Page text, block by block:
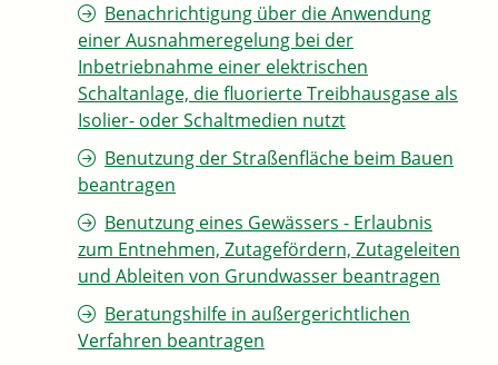
Benachrichtigung über die Anwendung
einer Ausnahmeregelung bei der
Inbetriebnahme einer elektrischen
Schaltanlage, die fluorierte Treibhausgase als
Isolier- oder Schaltmedien nutzt
Benutzung der Straßenfläche beim Bauen
beantragen
Benutzung eines Gewässers - Erlaubnis
zum Entnehmen, Zutagefördern, Zutageleiten
und Ableiten von Grundwasser beantragen
Beratungshilfe in außergerichtlichen
Verfahren beantragen